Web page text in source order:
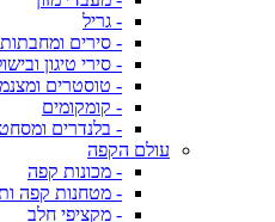
- גריל
- סירים ומחבתות
- סירי טיגון
- טוסטרים
- קומקומים
- בלנדרים
עולם הקפה
- מכונות קפה
- מטחנות קפה
- מקציפי חלב